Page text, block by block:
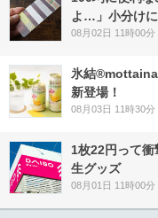
よ…」小分け
08月02日 11時00分
氷結
新登場！
08月03日 11時30分
1枚22円って
生グッズ
08月01日 11時00分